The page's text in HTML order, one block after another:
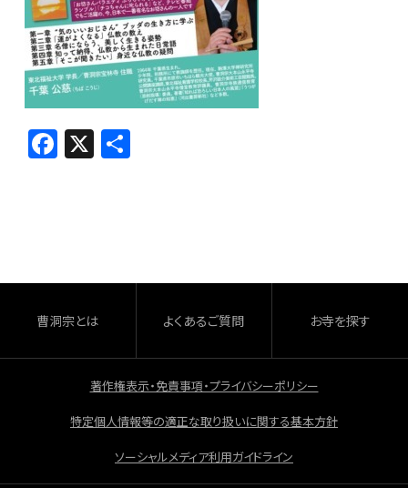
F
a
o
o
k
X 共
曹洞宗とは よくあるご質問 お寺を探す
著作権表示・免責事項・プライバシーポリシー
特定個人情報等の適正な取り扱いに関する基本方針
ソーシャルメディア利用ガイドライン